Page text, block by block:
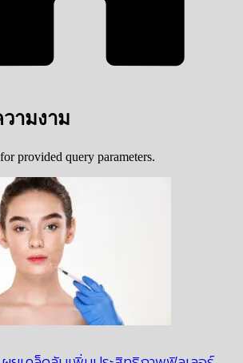
ามงาม
provided query parameters.